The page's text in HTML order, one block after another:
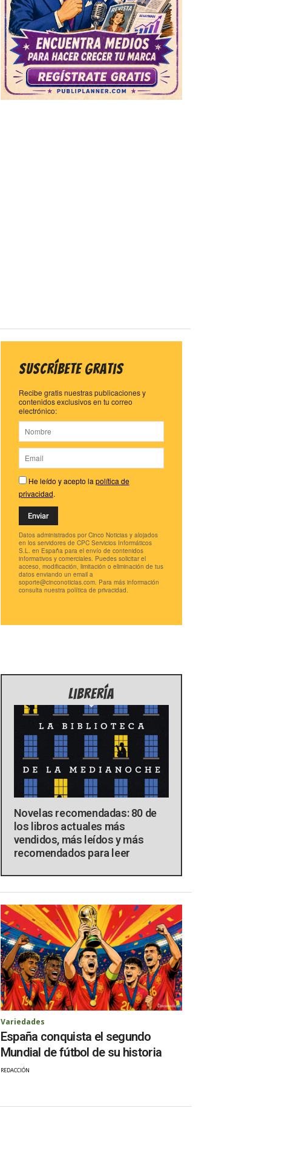
Suscríbete gratis
Recibe gratis nuestras publicaciones y
contenidos exclusivos en tu correo
electrónico:
He leído y acepto la política de
privacidad.
Datos administrados por Cinco Noticias y alojados
en los servidores de CPC Servicios Informáticos
S.L. en España para el envío de contenidos
informativos y comerciales. Puedes solicitar el
acceso, modificación, limitación o eliminación de tus
datos enviando un email a
soporte@cinconoticias.com. Para más información
consulta nuestra política de privacidad.
Librería
Novelas recomendadas: 80 de
los libros actuales más
vendidos, más leídos y más
recomendados para leer
Variedades
España conquista el segundo
Mundial de fútbol de su historia
REDACCIÓN